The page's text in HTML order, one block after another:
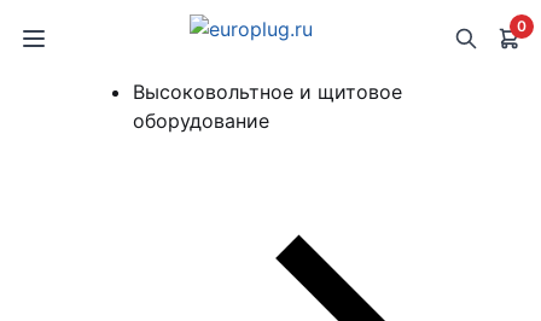
0
Высоковольтное и щитовое
оборудование